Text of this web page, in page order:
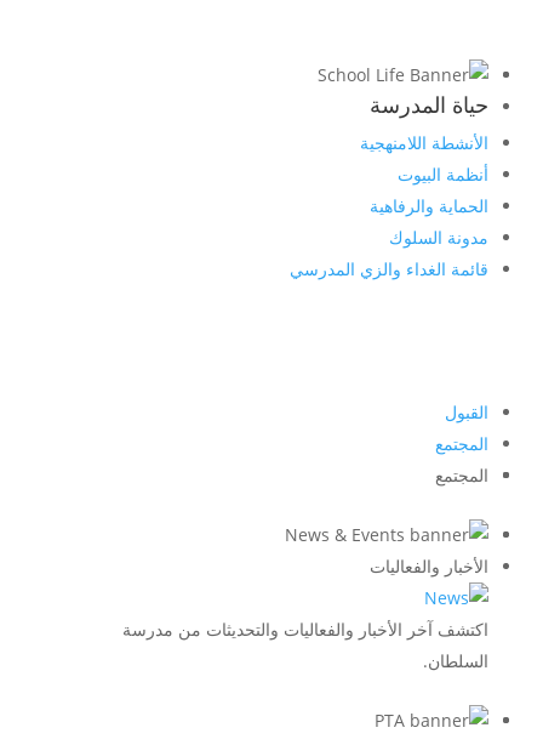
حياة المدرسة
الأنشطة اللامنهجية
أنظمة البيوت
الحماية والرفاهية
مدونة السلوك
قائمة الغداء والزي المدرسي
القبول
المجتمع
المجتمع
الأخبار والفعاليات
اكتشف آخر الأخبار والفعاليات والتحديثات من مدرسة
السلطان.